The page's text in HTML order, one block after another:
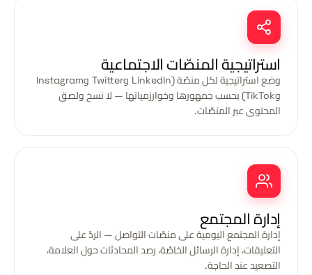
استراتيجية المنصّات الاجتماعية
وضع استراتيجية لكل منصّة (LinkedIn وTwitter وInstagram
وTikTok) بحسب جمهورها وخوارزمياتها — لا نسخ ولصق
المحتوى عبر المنصّات.
إدارة المجتمع
إدارة المجتمع اليومية على منصّات التواصل — الردّ على
التعليقات، إدارة الرسائل الخاصّة، رصد المحادثات حول العلامة،
التصعيد عند الحاجة.